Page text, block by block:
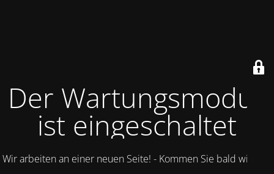
Der Wartungsmodus
ist eingeschaltet
Wir arbeiten an einer neuen Seite! - Kommen Sie bald wieder.